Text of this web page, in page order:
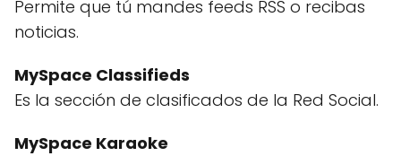
Permite que tú mandes feeds RSS o recibas
noticias.
MySpace Classifieds
Es la sección de clasificados de la Red Social.
MySpace Karaoke